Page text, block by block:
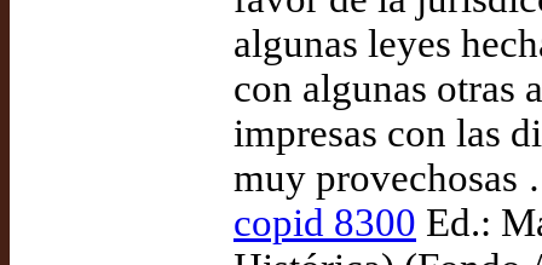
algunas leyes
con algunas otras
impresas con las
muy
copid 8300 Ed.: